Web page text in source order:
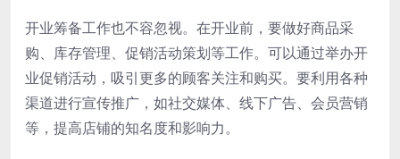
开业筹备工作也不容忽视。在开业前，要做好商品采
购、库存管理、促销活动策划等工作。可以通过举办开
业促销活动，吸引更多的顾客关注和购买。要利用各种
渠道进行宣传推广，如社交媒体、线下广告、会员营销
等，提高店铺的知名度和影响力。